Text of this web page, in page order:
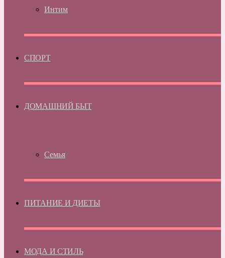
Интим
СПОРТ
ДОМАШНИЙ БЫТ
Семья
ПИТАНИЕ И ДИЕТЫ
МОДА И СТИЛЬ